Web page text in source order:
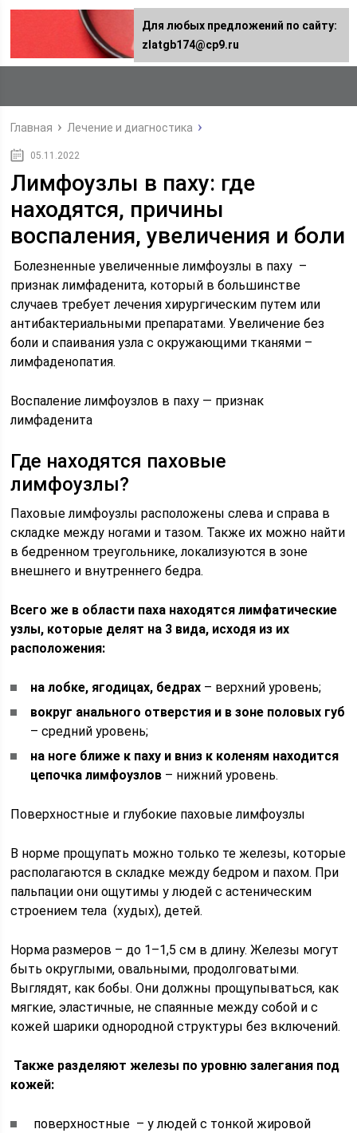
Главная Лечение и диагностика
05.11.2022
Лимфоузлы в паху: где
находятся, причины
воспаления, увеличения и боли
Болезненные увеличенные лимфоузлы в паху –
признак лимфаденита, который в большинстве
случаев требует лечения хирургическим путем или
антибактериальными препаратами. Увеличение без
боли и спаивания узла с окружающими тканями –
лимфаденопатия.
Воспаление лимфоузлов в паху — признак
лимфаденита
Где находятся паховые
лимфоузлы?
Паховые лимфоузлы расположены слева и справа в
складке между ногами и тазом. Также их можно найти
в бедренном треугольнике, локализуются в зоне
внешнего и внутреннего бедра.
Всего же в области паха находятся лимфатические
узлы, которые делят на 3 вида, исходя из их
расположения:
на лобке, ягодицах, бедрах – верхний уровень;
вокруг анального отверстия и в зоне половых губ
– средний уровень;
на ноге ближе к паху и вниз к коленям находится
цепочка лимфоузлов – нижний уровень.
Поверхностные и глубокие паховые лимфоузлы
В норме прощупать можно только те железы, которые
располагаются в складке между бедром и пахом. При
пальпации они ощутимы у людей с астеническим
строением тела (худых), детей.
Норма размеров – до 1–1,5 см в длину. Железы могут
быть округлыми, овальными, продолговатыми.
Выглядят, как бобы. Они должны прощупываться, как
мягкие, эластичные, не спаянные между собой и с
кожей шарики однородной структуры без включений.
Также разделяют железы по уровню залегания под
кожей:
поверхностные – у людей с тонкой жировой
Для любых предложений по сайту:
zlatgb174@cp9.ru